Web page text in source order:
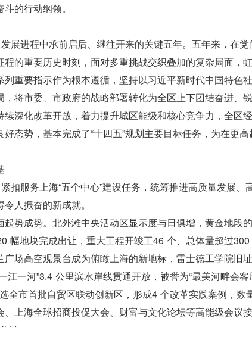
的行动纲领。
发展进程中承前启后、继往开来的关键五年。五年来，在
程的重要历史时刻，面对多重挑战交织叠加的复杂局面，
重要指示作为根本遵循，坚持以习近平新时代中国特色
，将市委、市政府的战略部署转化为全区上下团结奋进、
深化改革开放，着力提升城区能级和核心竞争力，全区
态势，基本完成了“十四五”规划主要目标任务，为在更
扣服务上海“五个中心”建设任务，统筹推进高质量发展
人振奋的新成就。
起势成势。北外滩中央活动区显示度与日俱增，黄金地段
幅地块完成出让，重大工程开竣工46 个、总体量超过
广场高空观景台成为俯瞰上海的新地标，雷士德工学院旧
江一河”3.4 公里滨水岸线贯通开放，被誉为“最美河畔会
全市首批自贸区联动创新区，形成4 个改革实践案例，数
、上海全球招商投促大会、财富与文化论坛等高能级会议
钟。